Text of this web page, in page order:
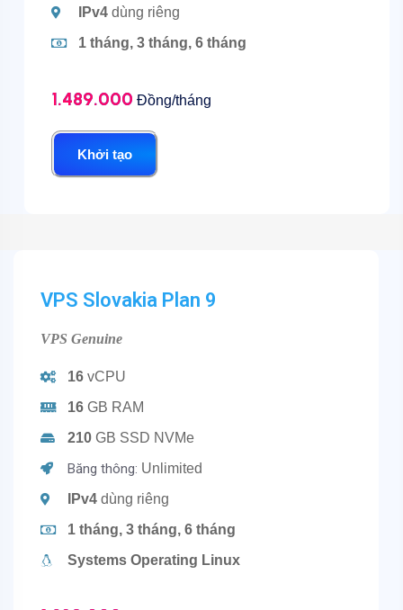
IPv4dùng riêng
1 tháng, 3 tháng, 6 tháng
Khởi tạo
1.489.000 Đồng/tháng
VPS Slovakia Plan 9
VPS Genuine
16 vCPU
16 GB RAM
210GB SSD NVMe
Băng thông: Unlimited
IPv4dùng riêng
1 tháng, 3 tháng, 6 tháng
Systems Operating Linux